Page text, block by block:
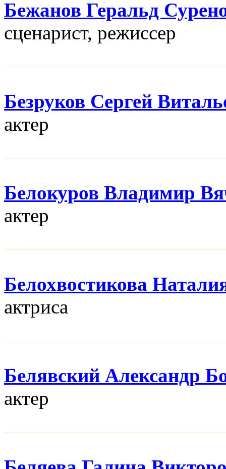
Бежанов Геральд
сценарист, режисcер
Безруков Сергей
актер
Белокуров Владимир
актер
Белохвостикова
актриса
Белявский Александр
актер